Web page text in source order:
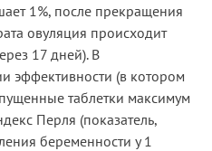
1%, после прекращения
овуляция происходит
17 дней). В
эффективности (в котором
таблетки максимум
Перля (показатель,
беременности у 1